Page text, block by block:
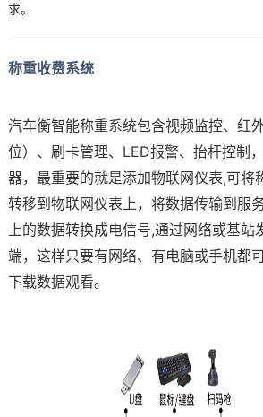
求。
称重收费系统
汽车衡智能称重系统包含视频监控、红
位）、刷卡管理、LED报警、抬杆控制
器，最重要的就是添加物联网仪表,可将
转移到物联网仪表上，将数据传输到服
上的数据转换成电信号,通过网络或基站
端，这样只要有网络、有电脑或手机都
下载数据观看。